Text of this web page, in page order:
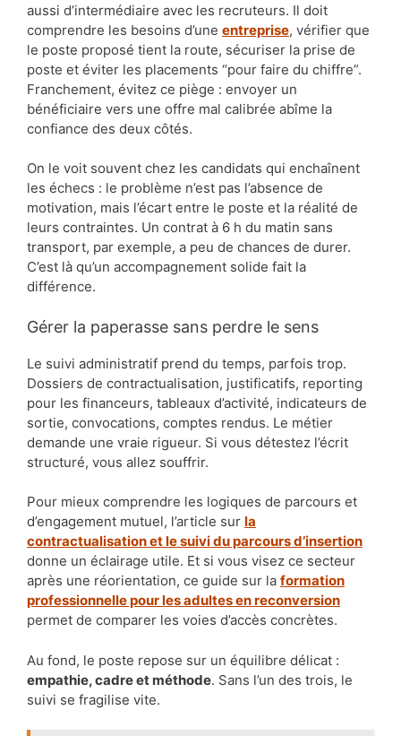
aussi d’intermédiaire avec les recruteurs. Il doit
comprendre les besoins d’une entreprise, vérifier que
le poste proposé tient la route, sécuriser la prise de
poste et éviter les placements “pour faire du chiffre”.
Franchement, évitez ce piège : envoyer un
bénéficiaire vers une offre mal calibrée abîme la
confiance des deux côtés.
On le voit souvent chez les candidats qui enchaînent
les échecs : le problème n’est pas l’absence de
motivation, mais l’écart entre le poste et la réalité de
leurs contraintes. Un contrat à 6 h du matin sans
transport, par exemple, a peu de chances de durer.
C’est là qu’un accompagnement solide fait la
différence.
Gérer la paperasse sans perdre le sens
Le suivi administratif prend du temps, parfois trop.
Dossiers de contractualisation, justificatifs, reporting
pour les financeurs, tableaux d’activité, indicateurs de
sortie, convocations, comptes rendus. Le métier
demande une vraie rigueur. Si vous détestez l’écrit
structuré, vous allez souffrir.
Pour mieux comprendre les logiques de parcours et
d’engagement mutuel, l’article sur la
contractualisation et le suivi du parcours d’insertion
donne un éclairage utile. Et si vous visez ce secteur
après une réorientation, ce guide sur la formation
professionnelle pour les adultes en reconversion
permet de comparer les voies d’accès concrètes.
Au fond, le poste repose sur un équilibre délicat :
empathie, cadre et méthode. Sans l’un des trois, le
suivi se fragilise vite.